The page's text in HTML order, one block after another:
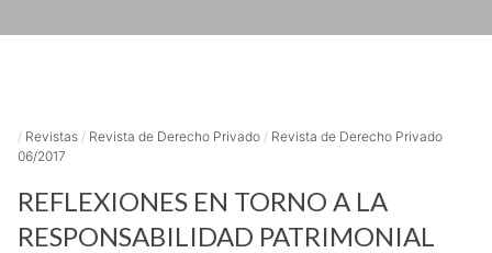
/ Revistas / Revista de Derecho Privado / Revista de Derecho Privado
06/2017
REFLEXIONES EN TORNO A LA
RESPONSABILIDAD PATRIMONIAL